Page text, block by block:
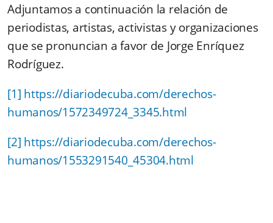
Adjuntamos a continuación la relación de
periodistas, artistas, activistas y organizaciones
que se pronuncian a favor de Jorge Enríquez
Rodríguez.
[1] https://diariodecuba.com/derechos-
humanos/1572349724_3345.html
[2] https://diariodecuba.com/derechos-
humanos/1553291540_45304.html